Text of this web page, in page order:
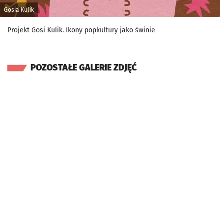
Gosia Kulik
Projekt Gosi Kulik. Ikony popkultury jako świnie
POZOSTAŁE GALERIE ZDJĘĆ